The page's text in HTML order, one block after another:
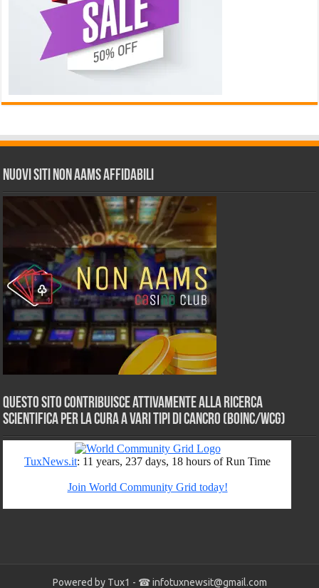
Nuovi siti non AAMS affidabili
Questo sito contribuisce attivamente alla ricerca
scientifica per la cura a vari tipi di Cancro (BOINC/WCG)
Powered by Tux1 - ☎infotuxnewsit@gmail.com